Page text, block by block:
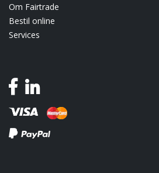
Om Fairtrade
Bestil online
Services